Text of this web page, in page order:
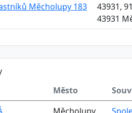
Měcholupy 183
43931,
43931
Město